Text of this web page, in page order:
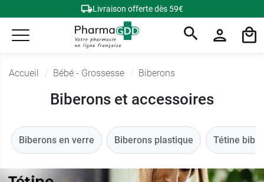
Livraison offerte dès 59€
Accueil Bébé - Grossesse Biberons
Biberons et accessoires
Biberons en verre Biberons plastique Tétine